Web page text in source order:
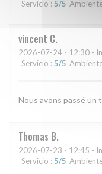
Servicio : 5/5
vincent C
2026-07-24 - 12:30 -
Servicio : 5/5
Nous avons passé un
Thomas B
2026-07-23 - 12:45 -
Servicio : 5/5